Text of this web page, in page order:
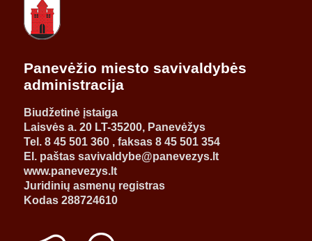
Panevėžio miesto savivaldybės
administracija
Biudžetinė įstaiga
Laisvės a. 20 LT-35200, Panevėžys
Tel. 8 45 501 360 , faksas 8 45 501 354
El. paštas savivaldybe@panevezys.lt
www.panevezys.lt
Juridinių asmenų registras
Kodas 288724610